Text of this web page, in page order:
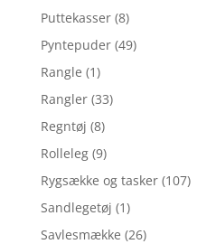
Puttekasser (8)
Pyntepuder (49)
Rangle (1)
Rangler (33)
Regntøj (8)
Rolleleg (9)
Rygsække og tasker (107)
Sandlegetøj (1)
Savlesmække (26)